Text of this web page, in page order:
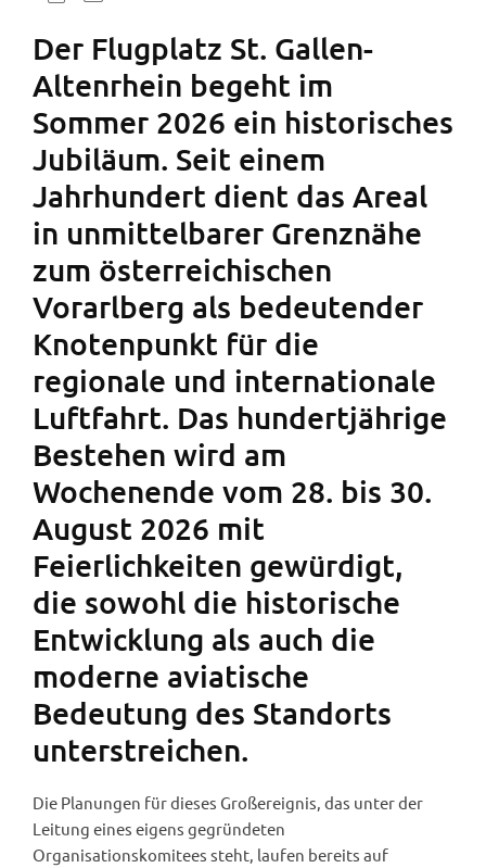
Der Flugplatz St. Gallen-
Altenrhein begeht im
Sommer 2026 ein historisches
Jubiläum. Seit einem
Jahrhundert dient das Areal
in unmittelbarer Grenznähe
zum österreichischen
Vorarlberg als bedeutender
Knotenpunkt für die
regionale und internationale
Luftfahrt. Das hundertjährige
Bestehen wird am
Wochenende vom 28. bis 30.
August 2026 mit
Feierlichkeiten gewürdigt,
die sowohl die historische
Entwicklung als auch die
moderne aviatische
Bedeutung des Standorts
unterstreichen.
Die Planungen für dieses Großereignis, das unter der
Leitung eines eigens gegründeten
Organisationskomitees steht, laufen bereits auf